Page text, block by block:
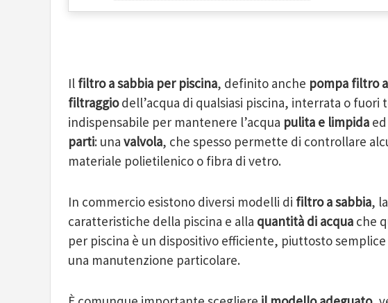
Il filtro a sabbia per piscina, definito anche pompa filtro
filtraggiodell’acqua di qualsiasi piscina, interrata o fuori
indispensabile per mantenere l’acqua pulita e limpida
parti: una valvola, che spesso permette di controllare
materiale polietilenico o fibra di vetro.
In commercio esistono diversi modelli di filtro a sabbia,
caratteristiche della piscina e alla quantità di acqua che
per piscina è un dispositivo efficiente, piuttosto
una manutenzione particolare.